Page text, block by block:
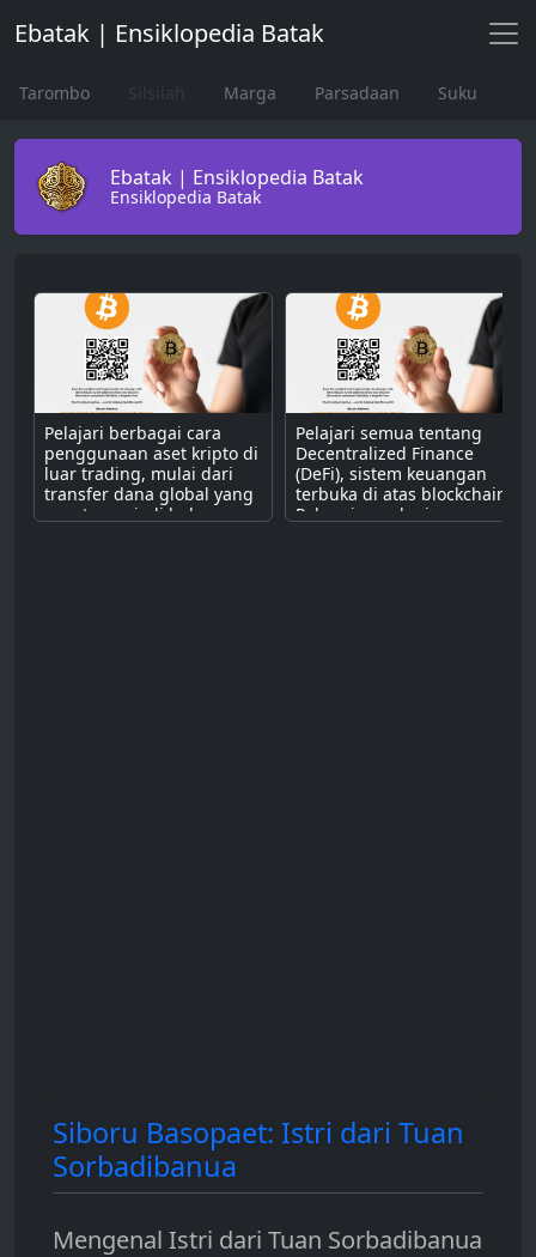
Ebatak | Ensiklopedia Batak
Tarombo Marga Parsadaan Suku
Ebatak | Ensiklopedia Batak
Ensiklopedia Batak
Pelajari berbagai cara
penggunaan aset kripto di
luar trading, mulai dari
transfer dana global yang
cepat, menjadi bahan
Pelajari semua tentang
Decentralized Finance
(DeFi), sistem keuangan
terbuka di atas blockchain.
Pahami cara kerjanya
Siboru Basopaet: Istri dari Tuan
Sorbadibanua
Mengenal Istri dari Tuan Sorbadibanua